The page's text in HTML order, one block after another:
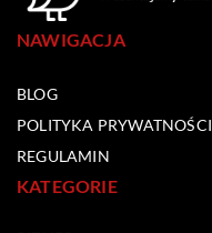
NAWIGACJA
BLOG
POLITYKA PRYWATNOŚCI
REGULAMIN
KATEGORIE